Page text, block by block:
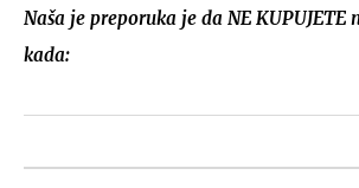
Naša je preporuka je da NE KUPUJETE
kada: